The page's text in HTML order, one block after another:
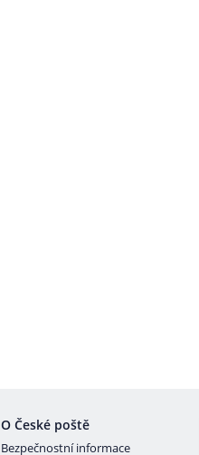
O České poště
Bezpečnostní informace